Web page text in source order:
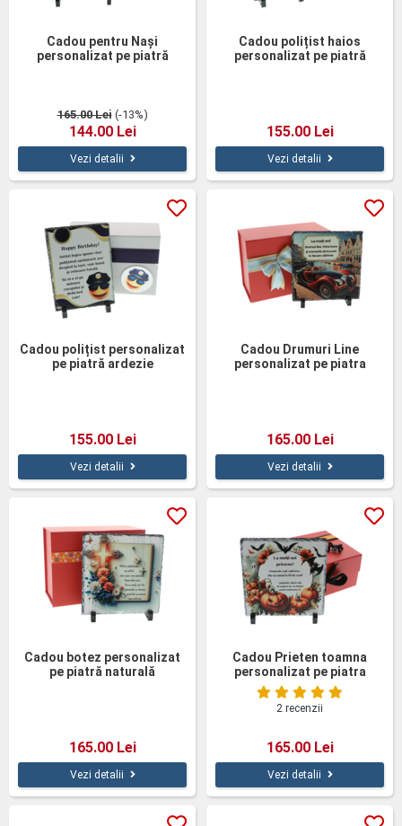
Cadou pentru Nași
personalizat pe piatră
165.00 Lei(-13%)
144.00 Lei
Vezi detalii
Cadou polițist haios
personalizat pe piatră
155.00 Lei
Vezi detalii
Cadou polițist personalizat
pe piatră ardezie
155.00 Lei
Vezi detalii
Cadou Drumuri Line
personalizat pe piatra
165.00 Lei
Vezi detalii
Cadou botez personalizat
pe piatră naturală
165.00 Lei
Vezi detalii
Cadou Prieten toamna
personalizat pe piatra
ardezie
2 recenzii
165.00 Lei
Vezi detalii